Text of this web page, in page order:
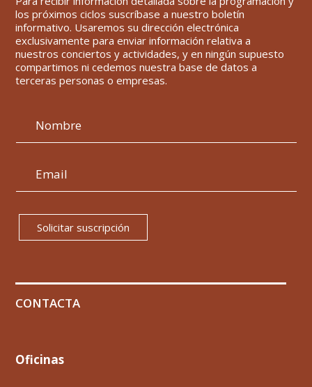
los próximos ciclos suscríbase a nuestro boletín
informativo. Usaremos su dirección electrónica
exclusivamente para enviar información relativa a
nuestros conciertos y actividades, y en ningún supuesto
compartimos ni cedemos nuestra base de datos a
terceras personas o empresas.
Solicitar suscripción
CONTACTA
Oficinas